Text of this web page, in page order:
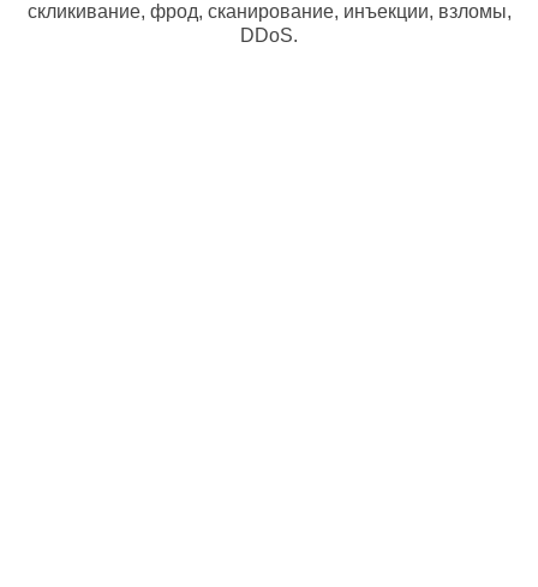
скликивание, фрод, сканирование, инъекции, взломы,
DDoS.